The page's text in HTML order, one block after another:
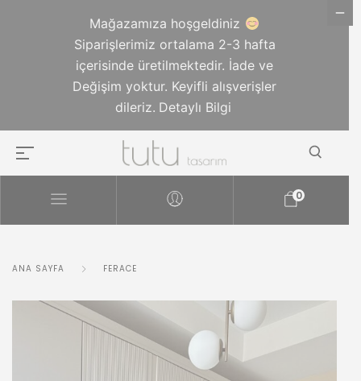
0
ANA SAYFA FERACE
Mağazamıza hoşgeldiniz
Siparişlerimiz ortalama 2-3 hafta
içerisinde üretilmektedir. İade ve
Değişim yoktur. Keyifli alışverişler
dileriz. Detaylı Bilgi